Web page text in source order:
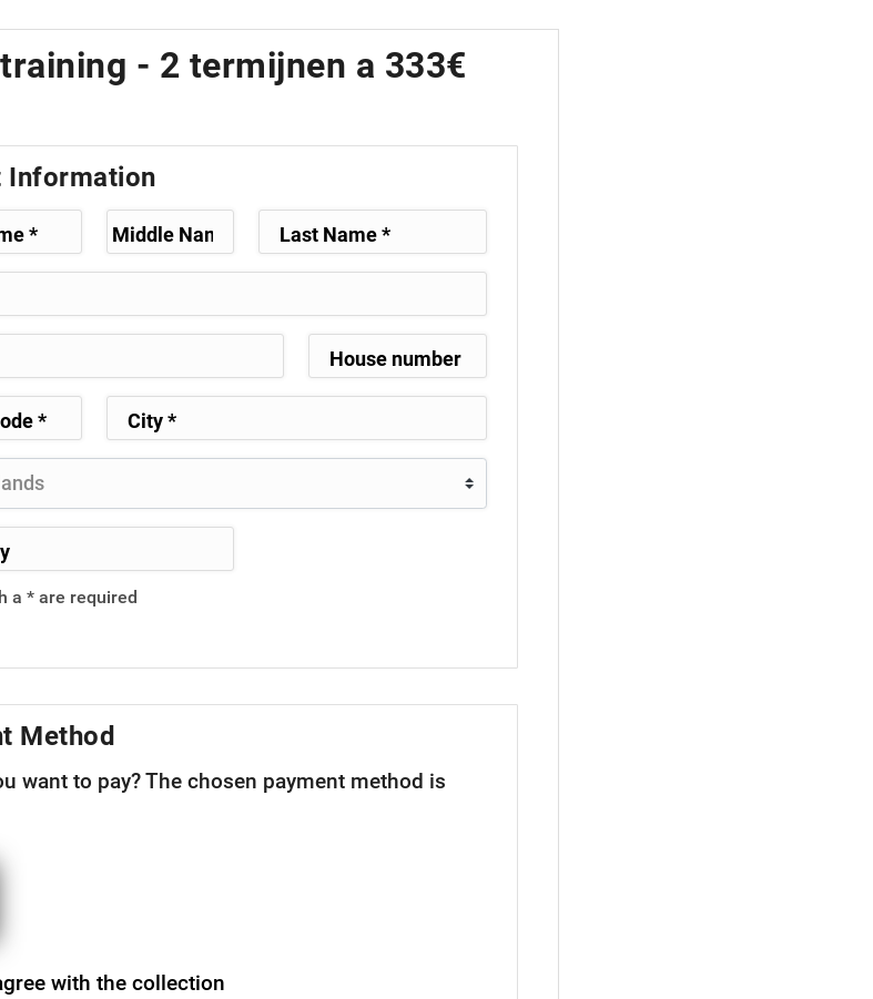
- 2 termijnen a 333€
Information
a * are required
Method
want to pay?The chosen payment method is
with the collection